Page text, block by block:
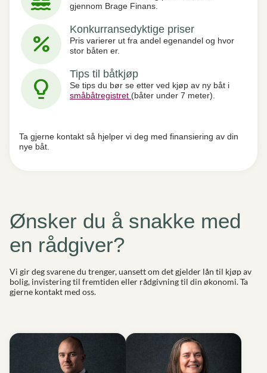
gjennom Brage Finans.
percent
Konkurransedyktige priser
Pris varierer ut fra andel egenandel og hvor
stor båten er.
lightbulb_2
Tips til båtkjøp
Se tips du bør se etter ved kjøp av ny båt i
småbåtregistret (båter under 7 meter).
Ta gjerne kontakt så hjelper vi deg med finansiering av din
nye båt.
Ønsker du å snakke med
en rådgiver?
Vi gir deg svarene du trenger, uansett om det gjelder lån til kjøp av
bolig, invistering til fremtiden eller rådgivning til din økonomi. Ta
gjerne kontakt med oss.